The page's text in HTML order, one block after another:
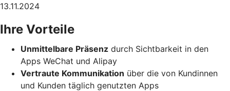
13.11.2024
Ihre Vorteile
Unmittelbare Präsenz durch Sichtbarkeit in den
Apps WeChat und Alipay
Vertraute Kommunikation über die von Kundinnen
und Kunden täglich genutzten Apps